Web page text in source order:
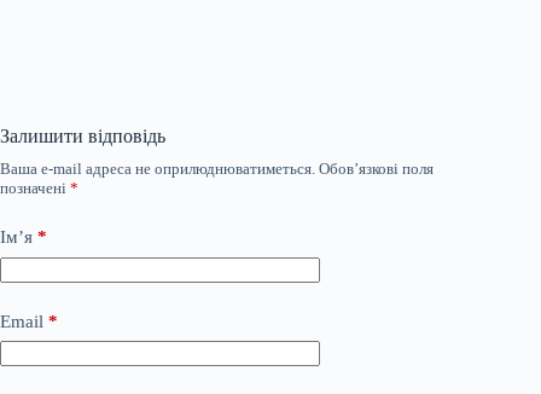
Залишити відповідь
Ваша e-mail адреса не оприлюднюватиметься. Обов’язкові поля
позначені *
Ім’я *
Email *